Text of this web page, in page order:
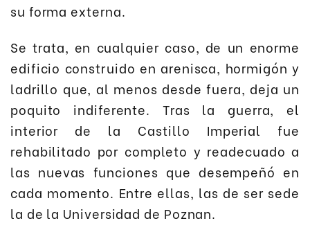
su forma externa.
Se trata, en cualquier caso, de un enorme
edificio construido en arenisca, hormigón y
ladrillo que, al menos desde fuera, deja un
poquito indiferente. Tras la guerra, el
interior de la Castillo Imperial fue
rehabilitado por completo y readecuado a
las nuevas funciones que desempeñó en
cada momento. Entre ellas, las de ser sede
la de la Universidad de Poznan.